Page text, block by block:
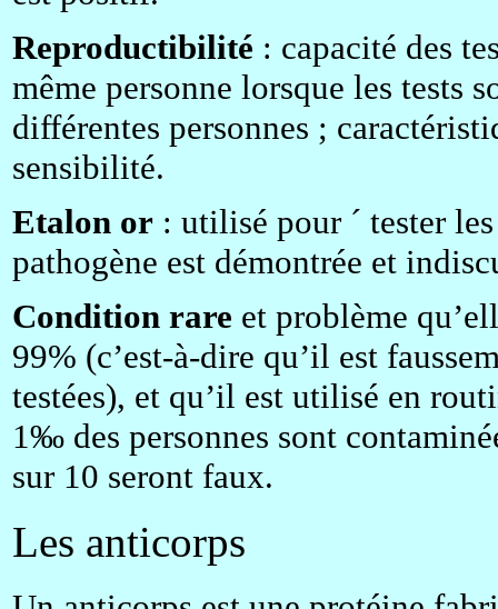
Reproductibilité : capacité des
même personne lorsque les tests
différentes personnes ;
sensibilité.
Etalon or : utilisé pour ´ tester
pathogène est démontrée et
Condition rare et problème
99% (c’est-à-dire qu’il est
testées), et qu’il est utilisé en
1‰ des personnes sont
sur 10 seront faux.
Les anticorps